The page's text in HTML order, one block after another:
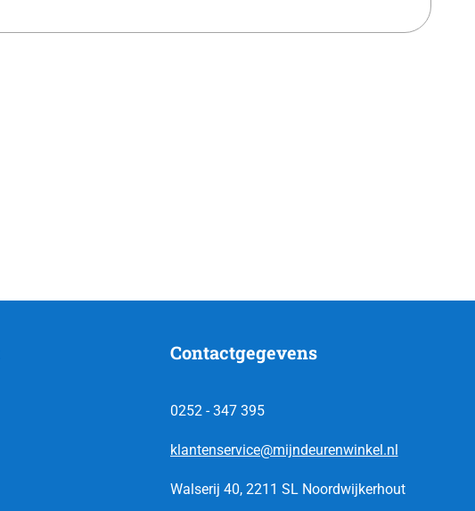
Contactgegevens
0252 - 347 395
klantenservice@mijndeurenwinkel.nl
Walserij 40, 2211 SL Noordwijkerhout